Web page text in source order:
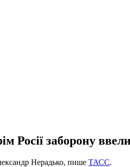
Росії заборону
Нерадько, пише ТАСС.